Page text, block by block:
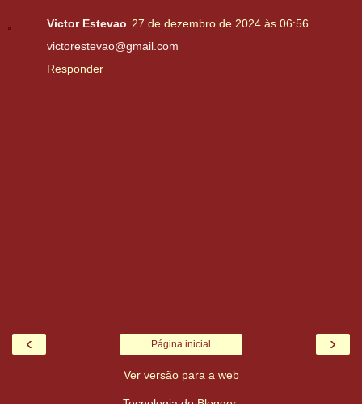
Victor Estevao 27 de dezembro de 2024 às 06:56
victorestevao@gmail.com
Responder
‹ ›
Página inicial
Ver versão para a web